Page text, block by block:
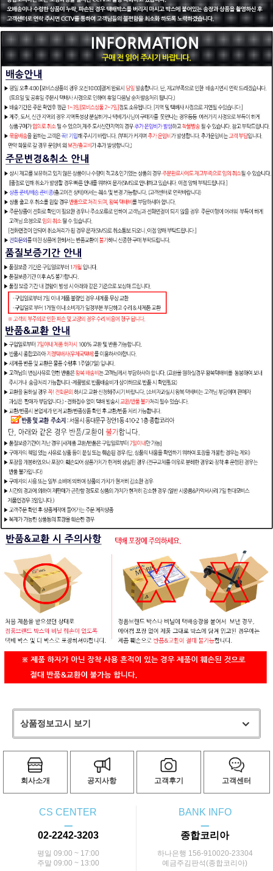
상품정보고시 보기
회사소개 공지사항 고객후기 고객센터
CS CENTER
ㅡ
02-2242-3203
평일 09:00 ~ 17:00
주말 09:00 ~ 13:00
BANK INFO
ㅡ
종합코리아
하나은행 156-910020-23304
예금주김판석(종합코리아)